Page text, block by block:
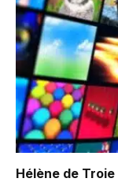
Hélène de Troie